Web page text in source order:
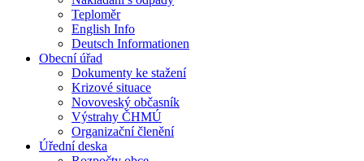
Teploměr
English Info
Deutsch Informationen
Obecní úřad
Dokumenty ke stažení
Krizové situace
Novoveský občasník
Výstrahy ČHMÚ
Organizační členění
Úřední deska